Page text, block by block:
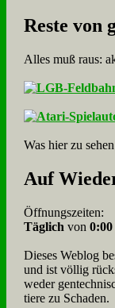
Re­ste von
Alles muß raus:
Was hier zu
Auf
Öffnungszeiten:
Täglich von 0:00
Dieses Weblog
und ist völlig
weder
tiere zu Scha­den.